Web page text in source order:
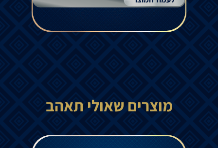
מוצרים שאולי תאהב